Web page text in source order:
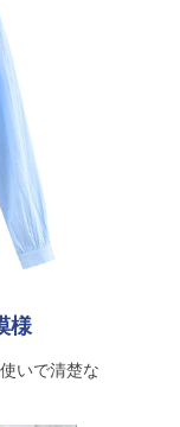
様
いで清楚な